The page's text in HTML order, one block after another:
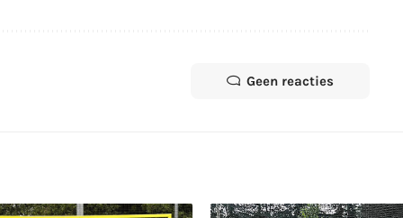
Geen reacties